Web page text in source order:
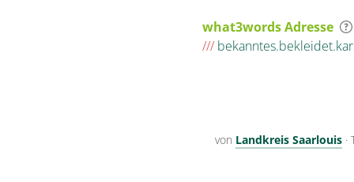
what3words Adresse
///
von Landkreis Saarlouis ·